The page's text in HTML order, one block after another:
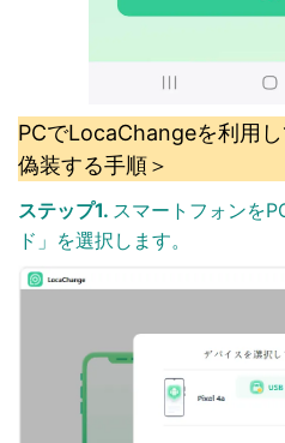
PCでLocaChangeを利用
偽装する手順＞
ステップ1. スマートフォンを
ド」を選択します。